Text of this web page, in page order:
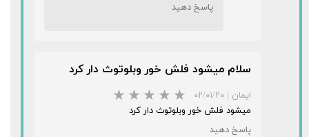
پاسخ دهید
سلام میشود فلش خور وبلوتوث دار کرد
ایمان | ۰۲/۰۱/۲۰
میشود فلش خور وبلوتوث دار کرد
پاسخ دهید